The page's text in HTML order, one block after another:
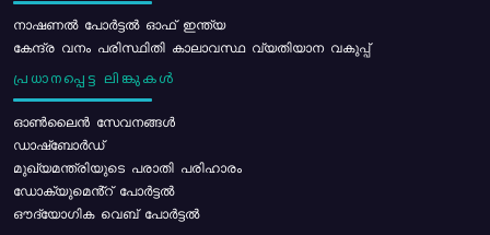
നാഷണൽ പോർട്ടൽ ഓഫ് ഇന്ത്യ
കേന്ദ്ര വനം പരിസ്ഥിതി കാലാവസ്ഥ വ്യതിയാന വകുപ്പ്
പ്രധാനപ്പെട്ട ലിങ്കുകൾ
ഓൺലൈൻ സേവനങ്ങൾ
ഡാഷ്ബോർഡ്
മുഖ്യമന്ത്രിയുടെ പരാതി പരിഹാരം
ഡോക്യുമെൻ്റ് പോർട്ടൽ
ഔദ്യോഗിക വെബ് പോർട്ടൽ